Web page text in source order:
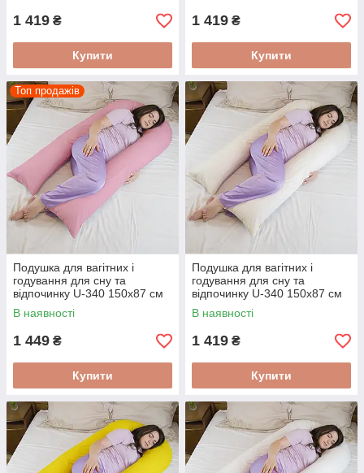
1 419 ₴
Купити
1 419 ₴
Купити
Топ продажів
Подушка для вагітних і
годування для сну та
відпочинку U-340 150х87 см
Рожева
В наявності
1 449 ₴
Купити
Подушка для вагітних і
годування для сну та
відпочинку U-340 150х87 см
Пряжене молоко
В наявності
1 419 ₴
Купити